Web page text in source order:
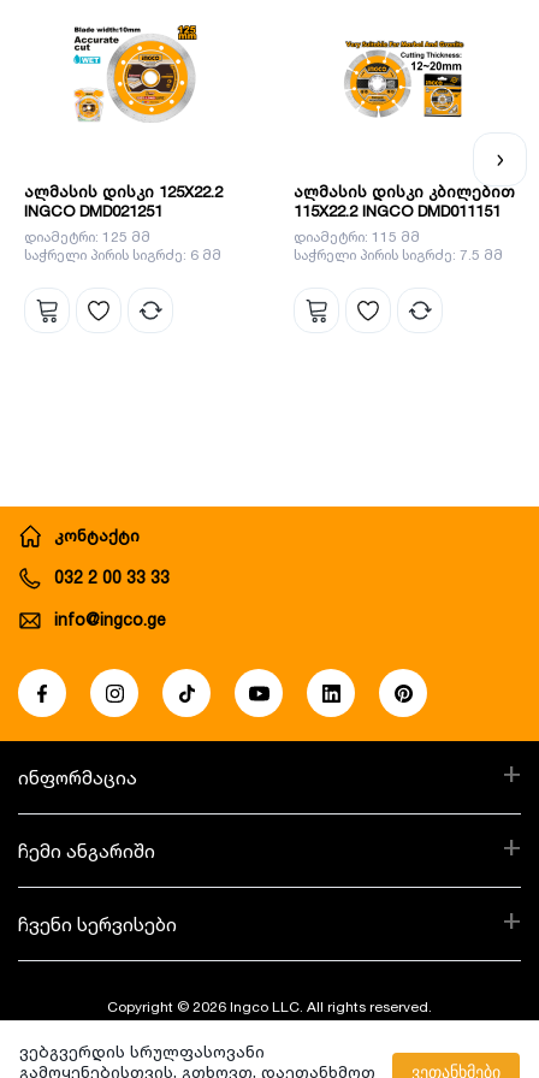
ალმასის დისკი 125X22.2
INGCO DMD021251
დიამეტრი: 125 მმ
საჭრელი პირის სიგრძე: 6 მმ
ალმასის დისკი კბილებით
115X22.2 INGCO DMD011151
დიამეტრი: 115 მმ
საჭრელი პირის სიგრძე: 7.5 მმ
კონტაქტი
032 2 00 33 33
info@ingco.ge
+
ინფორმაცია
+
ჩემი ანგარიში
+
ჩვენი სერვისები
Copyright © 2026 Ingco LLC. All rights reserved.
Created By:
ვებგვერდის სრულფასოვანი
გამოყენებისთვის, გთხოვთ, დაეთანხმოთ
ვეთანხმები